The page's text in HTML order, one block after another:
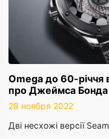
Omega до 60-річчя
про Джеймса Бонда
28 ноября 2022
Дві несхожі версії